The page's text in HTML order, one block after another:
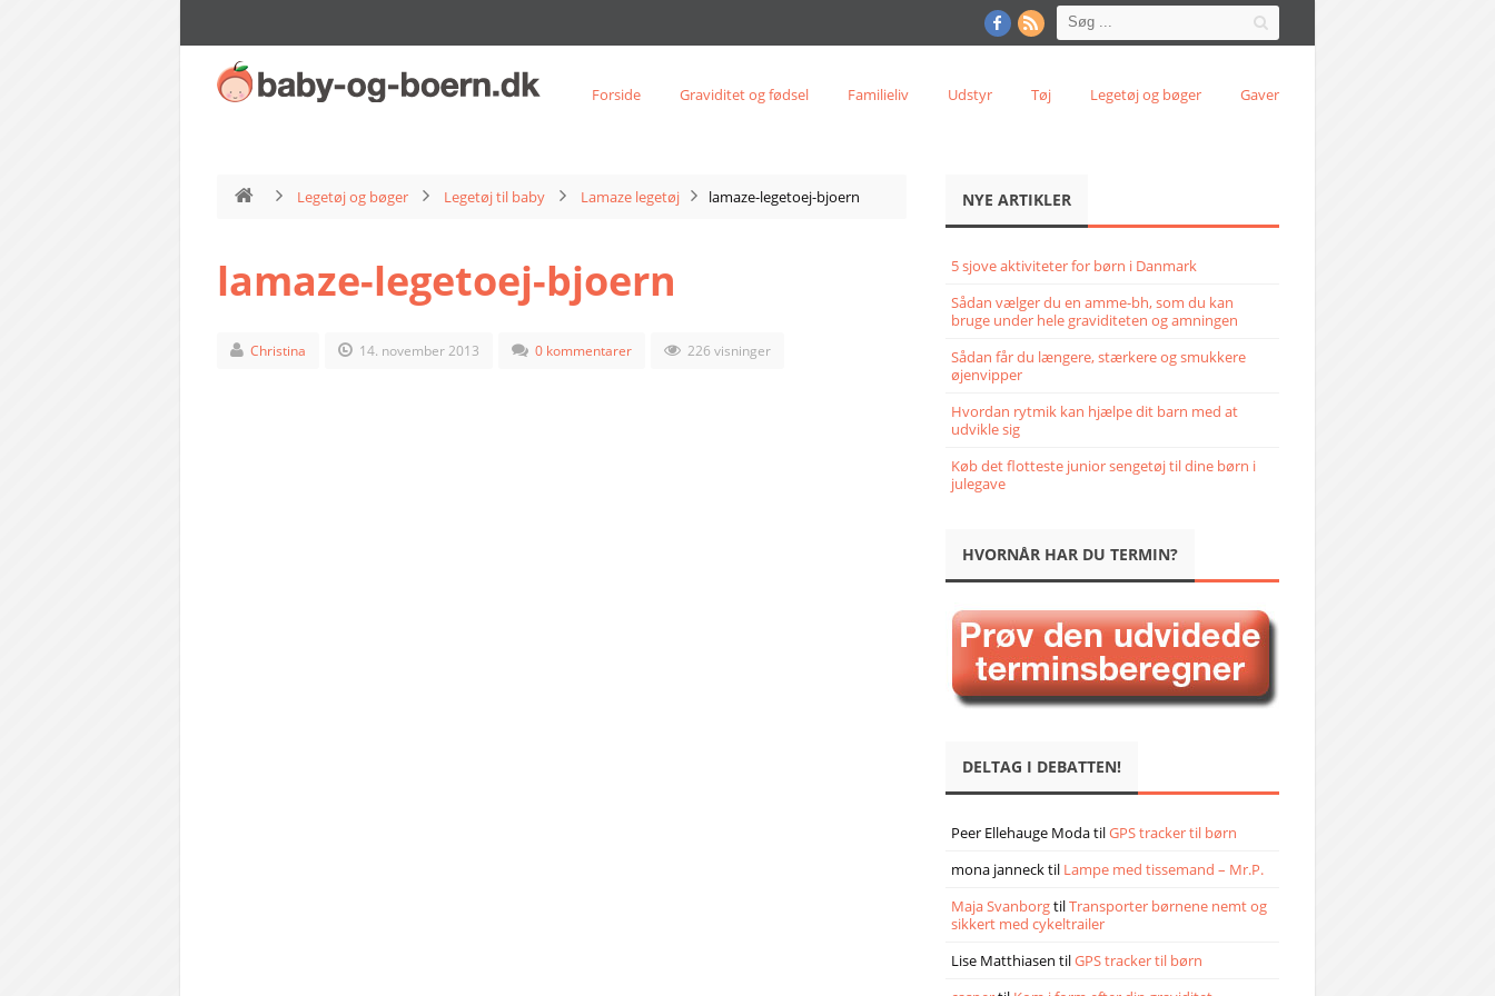
Forside Graviditet og fødsel Familieliv Udstyr Tøj Legetøj og bøger Gaver
Legetøj og bøger Legetøj til baby Lamaze legetøj lamaze-legetoej-bjoern
lamaze-legetoej-bjoern
Christina 14. november 2013 0 kommentarer 226 visninger
NYE ARTIKLER
5 sjove aktiviteter for børn i Danmark
Sådan vælger du en amme-bh, som du kan
bruge under hele graviditeten og amningen
Sådan får du længere, stærkere og smukkere
øjenvipper
Hvordan rytmik kan hjælpe dit barn med at
udvikle sig
Køb det flotteste junior sengetøj til dine børn i
julegave
HVORNÅR HAR DU TERMIN?
DELTAG I DEBATTEN!
Peer Ellehauge ModatilGPS tracker til børn
mona jannecktil Lampe med tissemand – Mr.P.
Maja SvanborgtilTransporter børnene nemt og
sikkert med cykeltrailer
Lise Matthiasen tilGPS tracker til børn